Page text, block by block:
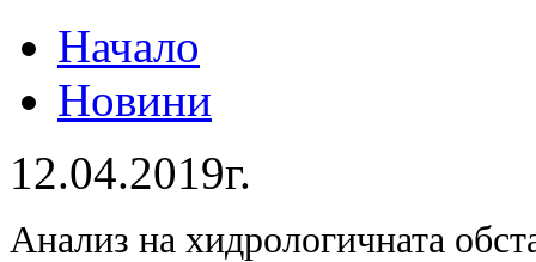
Начало
Новини
12.04.2019г.
Анализ на хидрологичната